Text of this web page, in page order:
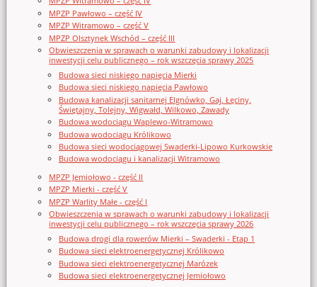
MPZP Pawłowo – część IV
MPZP Witramowo – część V
MPZP Olsztynek Wschód – część III
Obwieszczenia w sprawach o warunki zabudowy i lokalizacji
inwestycji celu publicznego – rok wszczęcia sprawy 2025
Budowa sieci niskiego napięcia Mierki
Budowa sieci niskiego napięcia Pawłowo
Budowa kanalizacji sanitarnej Elgnówko, Gaj, Łęciny,
Świętajny, Tolejny, Wigwałd, Wilkowo, Zawady
Budowa wodociągu Waplewo-Witramowo
Budowa wodociągu Królikowo
Budowa sieci wodociągowej Swaderki-Lipowo Kurkowskie
Budowa wodociągu i kanalizacji Witramowo
MPZP Jemiołowo - część II
MPZP Mierki - część V
MPZP Warlity Małe - część I
Obwieszczenia w sprawach o warunki zabudowy i lokalizacji
inwestycji celu publicznego – rok wszczęcia sprawy 2026
Budowa drogi dla rowerów Mierki – Swaderki - Etap 1
Budowa sieci elektroenergetycznej Królikowo
Budowa sieci elektroenergetycznej Marózek
Budowa sieci elektroenergetycznej Jemiołowo